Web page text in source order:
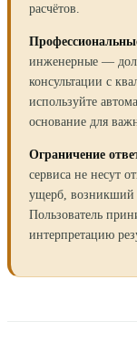
расчётов.
инженерные —
консультации с
используйте
основание для
Ограничение
сервиса не несут
ущерб, возникший
Пользователь
интерпретацию